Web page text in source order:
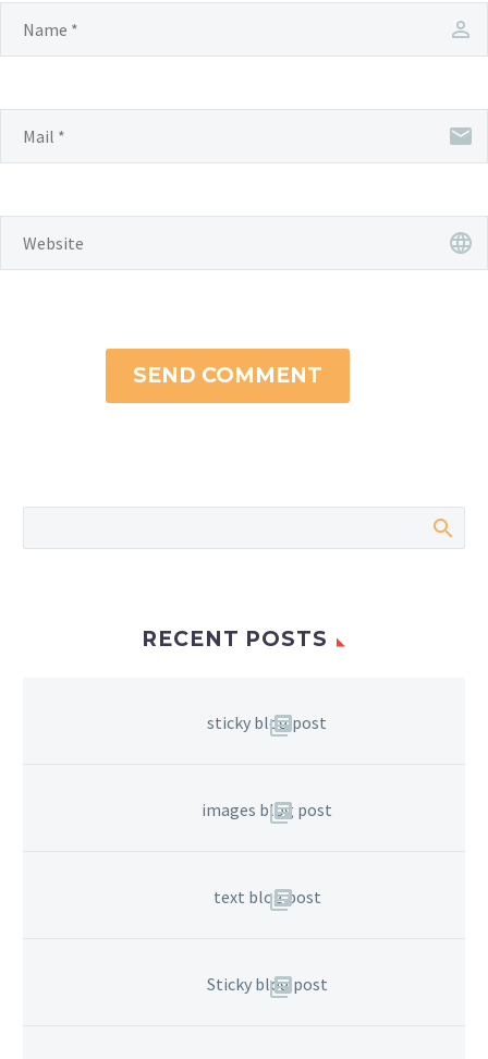
SEND COMMENT
RECENT POSTS
sticky blog post
images blog post
text blog post
Sticky blog post